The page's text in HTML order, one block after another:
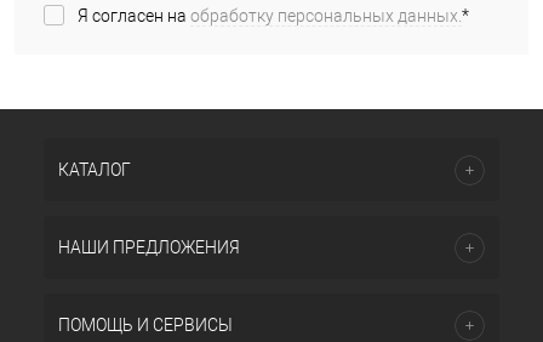
Я согласен на обработку персональных данных.*
КАТАЛОГ
НАШИ ПРЕДЛОЖЕНИЯ
ПОМОЩЬ И СЕРВИСЫ